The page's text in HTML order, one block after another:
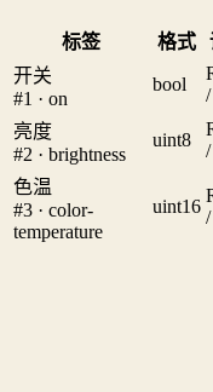
标签 格式
开关
#1 · on
bool
亮度
#2 · brightness
uint8
色温
#3 · color-
temperature
uint16